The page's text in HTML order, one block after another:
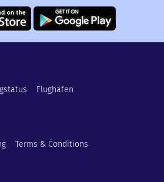
Flughäfen
Terms & Conditions